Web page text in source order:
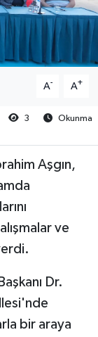
A- A+
3
Okunma
Aşgın,
ve
Dr.
bir araya